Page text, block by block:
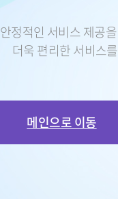
안정적인 서비스 제공
더욱 편리한 서비스
메인으로 이동